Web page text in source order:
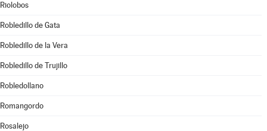
Riolobos
Robledillo de Gata
Robledillo de la Vera
Robledillo de Trujillo
Robledollano
Romangordo
Rosalejo